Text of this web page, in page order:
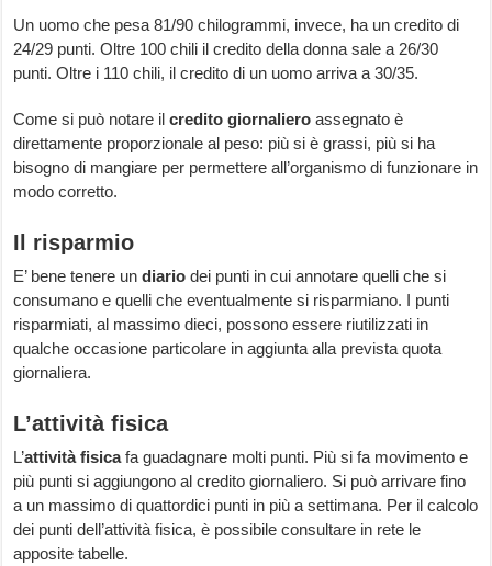
Un uomo che pesa 81/90 chilogrammi, invece, ha un credito di
24/29 punti. Oltre 100 chili il credito della donna sale a 26/30
punti. Oltre i 110 chili, il credito di un uomo arriva a 30/35.
Come si può notare il credito giornaliero assegnato è
direttamente proporzionale al peso: più si è grassi, più si ha
bisogno di mangiare per permettere all’organismo di funzionare in
modo corretto.
Il risparmio
E’ bene tenere undiario dei punti in cui annotare quelli che si
consumano e quelli che eventualmente si risparmiano. I punti
risparmiati, al massimo dieci, possono essere riutilizzati in
qualche occasione particolare in aggiunta alla prevista quota
giornaliera.
L’attività fisica
L’attività fisicafa guadagnare molti punti. Più si fa movimento e
più punti si aggiungono al credito giornaliero. Si può arrivare fino
a un massimo di quattordici punti in più a settimana. Per il calcolo
dei punti dell’attività fisica, è possibile consultare in rete le
apposite tabelle.